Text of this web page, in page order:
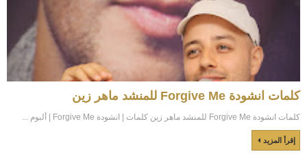
كلمات انشودة Forgive Me للمنشد ماهر زين
كلمات انشودة Forgive Me للمنشد ماهر زين كلمات | انشودة Forgive Me | ألبوم ...
إقرأ المزيد